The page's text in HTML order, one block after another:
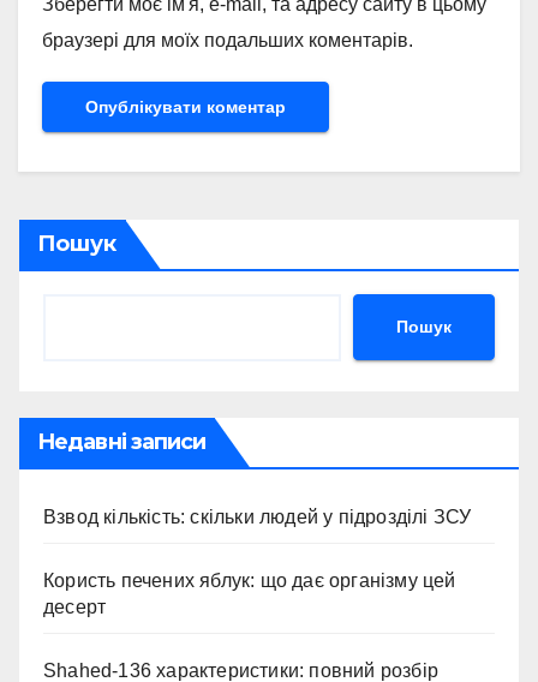
браузері для моїх подальших коментарів.
Пошук
Пошук
Недавні записи
Взвод кількість: скільки людей у підрозділі ЗСУ
Користь печених яблук: що дає організму цей
десерт
Shahed-136 характеристики: повний розбір